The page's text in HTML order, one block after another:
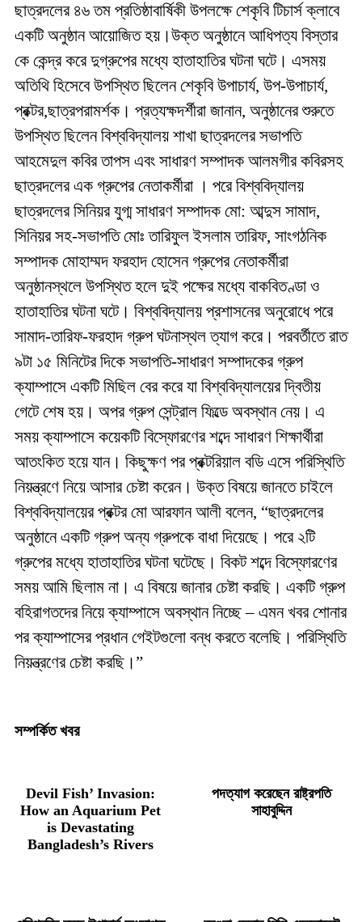
ছাত্রদলের ৪৬ তম প্রতিষ্ঠাবার্ষিকী উপলক্ষে শেকৃবি টিচার্স ক্লাবে
একটি অনুষ্ঠান আয়োজিত হয়।উক্ত অনুষ্ঠানে আধিপত্য বিস্তার
কে কেন্দ্র করে দুগ্রুপের মধ্যে হাতাহাতির ঘটনা ঘটে। এসময়
অতিথি হিসেবে উপস্থিত ছিলেন শেকৃবি উপাচার্য, উপ-উপাচার্য,
প্রক্টর,ছাত্রপরামর্শক। প্রত্যক্ষদর্শীরা জানান, অনুষ্ঠানের শুরুতে
উপস্থিত ছিলেন বিশ্ববিদ্যালয় শাখা ছাত্রদলের সভাপতি
আহমেদুল কবির তাপস এবং সাধারণ সম্পাদক আলমগীর কবিরসহ
ছাত্রদলের এক গ্রুপের নেতাকর্মীরা । পরে বিশ্ববিদ্যালয়
ছাত্রদলের সিনিয়র যুগ্ম সাধারণ সম্পাদক মো: আব্দুস সামাদ,
সিনিয়র সহ-সভাপতি মোঃ তারিফুল ইসলাম তারিফ, সাংগঠনিক
সম্পাদক মোহাম্মদ ফরহাদ হোসেন গ্রুপের নেতাকর্মীরা
অনুষ্ঠানস্থলে উপস্থিত হলে দুই পক্ষের মধ্যে বাকবিতণ্ডা ও
হাতাহাতির ঘটনা ঘটে। বিশ্ববিদ্যালয় প্রশাসনের অনুরোধে পরে
সামাদ-তারিফ-ফরহাদ গ্রুপ ঘটনাস্থল ত্যাগ করে। পরবর্তীতে রাত
৯টা ১৫ মিনিটের দিকে সভাপতি-সাধারণ সম্পাদকের গ্রুপ
ক্যাম্পাসে একটি মিছিল বের করে যা বিশ্ববিদ্যালয়ের দ্বিতীয়
গেটে শেষ হয়। অপর গ্রুপ সেন্ট্রাল ফিল্ডে অবস্থান নেয়। এ
সময় ক্যাম্পাসে কয়েকটি বিস্ফোরণের শব্দে সাধারণ শিক্ষার্থীরা
আতংকিত হয়ে যান। কিছুক্ষণ পর প্রক্টরিয়াল বডি এসে পরিস্থিতি
নিয়ন্ত্রণে নিয়ে আসার চেষ্টা করেন। উক্ত বিষয়ে জানতে চাইলে
বিশ্ববিদ্যালয়ের প্রক্টর মো আরফান আলী বলেন, “ছাত্রদলের
অনুষ্ঠানে একটি গ্রুপ অন্য গ্রুপকে বাধা দিয়েছে। পরে ২টি
গ্রুপের মধ্যে হাতাহাতির ঘটনা ঘটেছে। বিকট শব্দে বিস্ফোরণের
সময় আমি ছিলাম না। এ বিষয়ে জানার চেষ্টা করছি। একটি গ্রুপ
বহিরাগতদের নিয়ে ক্যাম্পাসে অবস্থান নিচ্ছে – এমন খবর শোনার
পর ক্যাম্পাসের প্রধান গেইটগুলো বন্ধ করতে বলেছি। পরিস্থিতি
নিয়ন্ত্রণের চেষ্টা করছি।”
সম্পর্কিত খবর
Devil Fish’ Invasion:
How an Aquarium Pet
is Devastating
Bangladesh’s Rivers
পদত্যাগ করেছেন রাষ্ট্রপতি
সাহাবুদ্দিন